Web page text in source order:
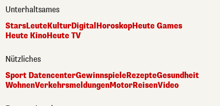
Unterhaltsames
StarsLeuteKulturDigitalHoroskopHeute Games
Heute KinoHeute TV
Nützliches
Sport DatencenterGewinnspieleRezepteGesundheit
WohnenVerkehrsmeldungenMotorReisenVideo